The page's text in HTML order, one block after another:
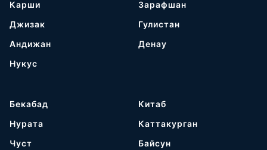
Карши
Джизак
Андижан
Нукус
Зарафшан
Гулистан
Денау
Бекабад
Нурата
Чуст
Китаб
Каттакурган
Байсун